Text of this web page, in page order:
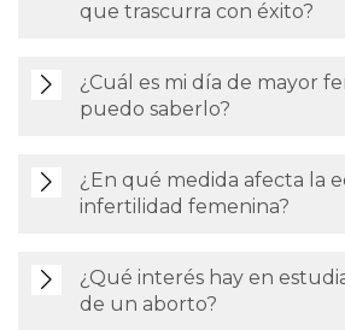
que trascurra con éxito?
¿Cuál es mi día de mayor
puedo saberlo?
¿En qué medida afecta la
infertilidad femenina?
¿Qué interés hay en
de un aborto?